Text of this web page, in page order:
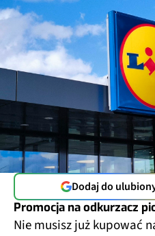
Dodaj do
Promocja na odkurzacz
Nie musisz już kupować